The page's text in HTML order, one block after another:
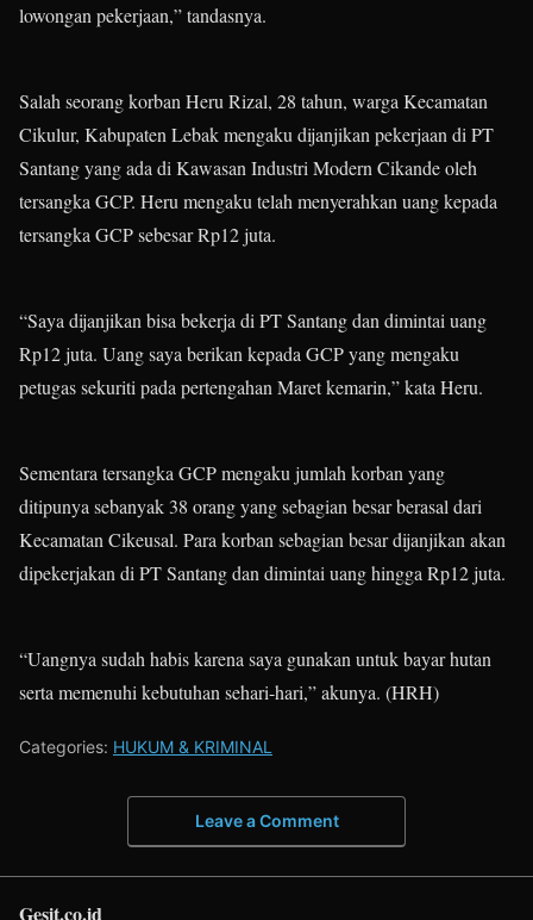
lowongan pekerjaan,” tandasnya.
Salah seorang korban Heru Rizal, 28 tahun, warga Kecamatan
Cikulur, Kabupaten Lebak mengaku dijanjikan pekerjaan di PT
Santang yang ada di Kawasan Industri Modern Cikande oleh
tersangka GCP. Heru mengaku telah menyerahkan uang kepada
tersangka GCP sebesar Rp12 juta.
“Saya dijanjikan bisa bekerja di PT Santang dan dimintai uang
Rp12 juta. Uang saya berikan kepada GCP yang mengaku
petugas sekuriti pada pertengahan Maret kemarin,” kata Heru.
Sementara tersangka GCP mengaku jumlah korban yang
ditipunya sebanyak 38 orang yang sebagian besar berasal dari
Kecamatan Cikeusal. Para korban sebagian besar dijanjikan akan
dipekerjakan di PT Santang dan dimintai uang hingga Rp12 juta.
“Uangnya sudah habis karena saya gunakan untuk bayar hutan
serta memenuhi kebutuhan sehari-hari,” akunya. (HRH)
Categories: HUKUM & KRIMINAL
Leave a Comment
Gesit.co.id